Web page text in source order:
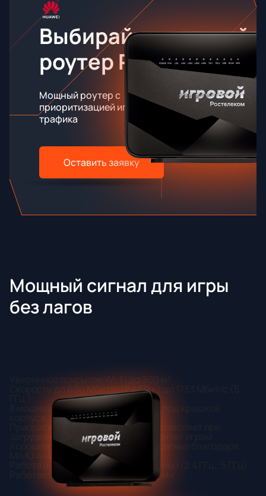
Выбирайте игровой
роутер RT-X
Мощный роутер с
приоритизацией игрового
трафика
Оставить заявку
Мощный сигнал для игры
без лагов
Уверенное покрытие Wi-Fi до 300 м²
Скорость до 600 Мбит/с (2.4 ГГц.) до 1733 Мбит/с (5
8 мощных антенн, расположенных под крышкой
Приоритизация популярных игр, позволяет при
загрузке вашей сети отдать приоритет играм
Хорошее покрытие и стабильный сигнал благодаря
MIMO 4x4 в 2 диапазонах
Работа в 2 диапазонах одновременно (2.4 ГГц., 5 ГГц)
Работает только на PON соединении